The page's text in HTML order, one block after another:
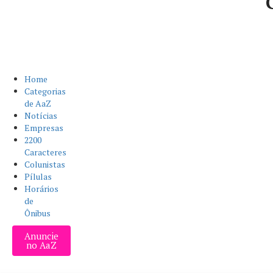
Home
Categorias
de AaZ
Notícias
Empresas
2200
Caracteres
Colunistas
Pílulas
Horários
de
Ônibus
Anuncie
no AaZ